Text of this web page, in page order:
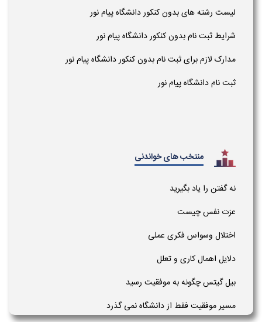
لیست رشته های بدون کنکور دانشگاه پیام نور
شرایط ثبت نام بدون کنکور دانشگاه پیام نور
مدارک لازم برای ثبت نام بدون کنکور دانشگاه پیام نور
ثبت نام دانشگاه پیام نور
منتخب های خواندنی
نه گفتن را یاد بگیرید
عزت نفس چیست
اختلال وسواس فکری عملی
دلایل اهمال کاری و تعلل
بیل گیتس چگونه به موفقیت رسید
مسیر موفقیت فقط از دانشگاه نمی گذرد